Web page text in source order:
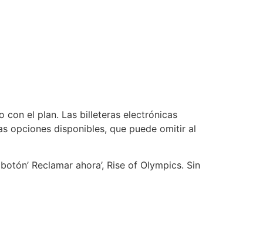
con el plan. Las billeteras electrónicas
opciones disponibles, que puede omitir al
Reclamar ahora’, Rise of Olympics. Sin